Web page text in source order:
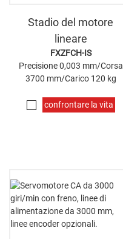
Stadio del motore
lineare
FXZFCH-IS
Precisione 0,003 mm/Corsa
3700 mm/Carico 120 kg
confrontare la vita